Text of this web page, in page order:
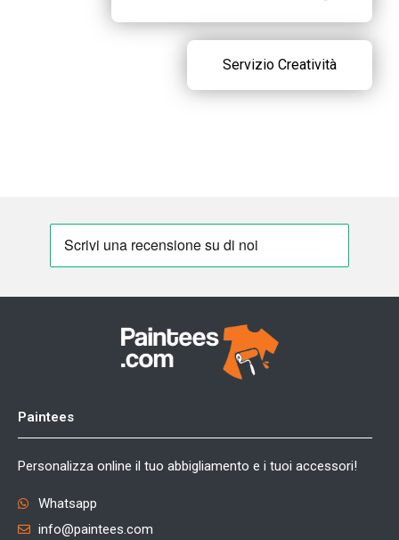
Servizio Creatività
Paintees
Personalizza online il tuo abbigliamento e i tuoi accessori!
Whatsapp
info@paintees.com